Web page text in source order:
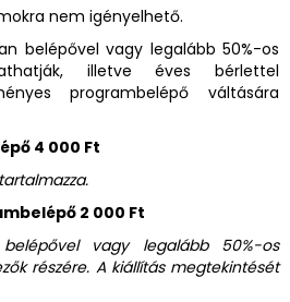
nem igényelhető.
belépővel vagy legalább 50%-os
illetve éves bérlettel
programbelépő váltására
4 000 Ft
2 000 Ft
vagy legalább 50%-os
részére. A kiállítás megtekintését